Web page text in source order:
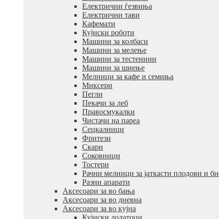
Електрични ѓезвиња
Електрични тави
Кафемати
Кујнски роботи
Машини за колбаси
Машини за мелење
Машини за тестенини
Машини за шиење
Мелници за кафе и семиња
Миксери
Пегли
Пекачи за леб
Правосмукалки
Чистачи на пареа
Сецкалници
Фритези
Скари
Соковници
Тостери
Рачни мелници за јаткасти плодови и
Разни апарати
Аксесоари за во бања
Аксесоари за во дневна
Аксесоари за во кујна
Кујнски додатоци